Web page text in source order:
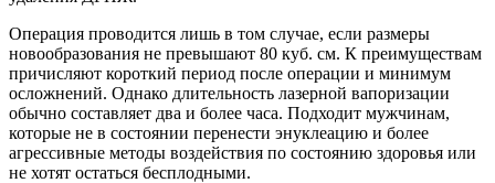
Операция проводится лишь в том случае, если размеры
новообразования не превышают 80 куб. см. К преимуществам
причисляют короткий период после операции и минимум
осложнений. Однако длительность лазерной вапоризации
обычно составляет два и более часа. Подходит мужчинам,
которые не в состоянии перенести энуклеацию и более
агрессивные методы воздействия по состоянию здоровья или
не хотят остаться бесплодными.